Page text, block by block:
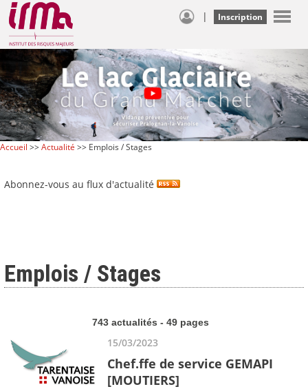
| Inscription
Accueil >>Actualité >> Emplois / Stages
Abonnez-vous au flux d'actualité
Emplois / Stages
743 actualités - 49 pages
15/03/2023
Chef.ffe de service GEMAPI
[MOUTIERS]